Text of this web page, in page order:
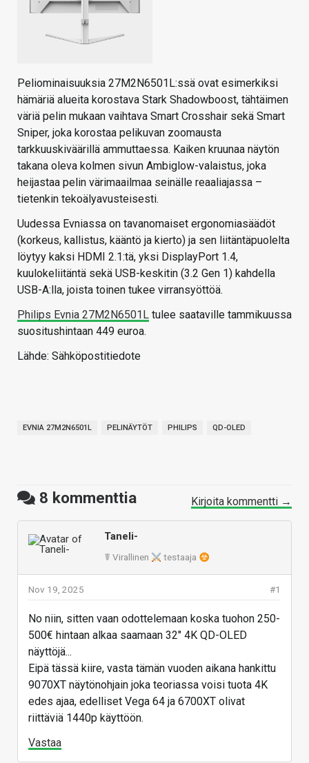
Peliominaisuuksia 27M2N6501L:ssä ovat esimerkiksi
hämäriä alueita korostava Stark Shadowboost, tähtäimen
väriä pelin mukaan vaihtava Smart Crosshair sekä Smart
Sniper, joka korostaa pelikuvan zoomausta
tarkkuuskiväärillä ammuttaessa. Kaiken kruunaa näytön
takana oleva kolmen sivun Ambiglow-valaistus, joka
heijastaa pelin värimaailmaa seinälle reaaliajassa –
tietenkin tekoälyavusteisesti.
Uudessa Evniassa on tavanomaiset ergonomiasäädöt
(korkeus, kallistus, kääntö ja kierto) ja sen liitäntäpuolelta
löytyy kaksi HDMI 2.1:tä, yksi DisplayPort 1.4,
kuulokeliitäntä sekä USB-keskitin (3.2 Gen 1) kahdella
USB-A:lla, joista toinen tukee virransyöttöä.
Philips Evnia 27M2N6501L tulee saataville tammikuussa
suositushintaan 449 euroa.
Lähde: Sähköpostitiedote
EVNIA 27M2N6501L PELINÄYTÖT PHILIPS QD-OLED
8 kommenttia Kirjoita kommentti →
Taneli-
☤ Virallinen testaaja
#1
Nov 19, 2025
No niin, sitten vaan odottelemaan koska tuohon 250-
500€ hintaan alkaa saamaan 32" 4K QD-OLED
näyttöjä...
Eipä tässä kiire, vasta tämän vuoden aikana hankittu
9070XT näytönohjain joka teoriassa voisi tuota 4K
edes ajaa, edelliset Vega 64 ja 6700XT olivat
riittäviä 1440p käyttöön.
Vastaa